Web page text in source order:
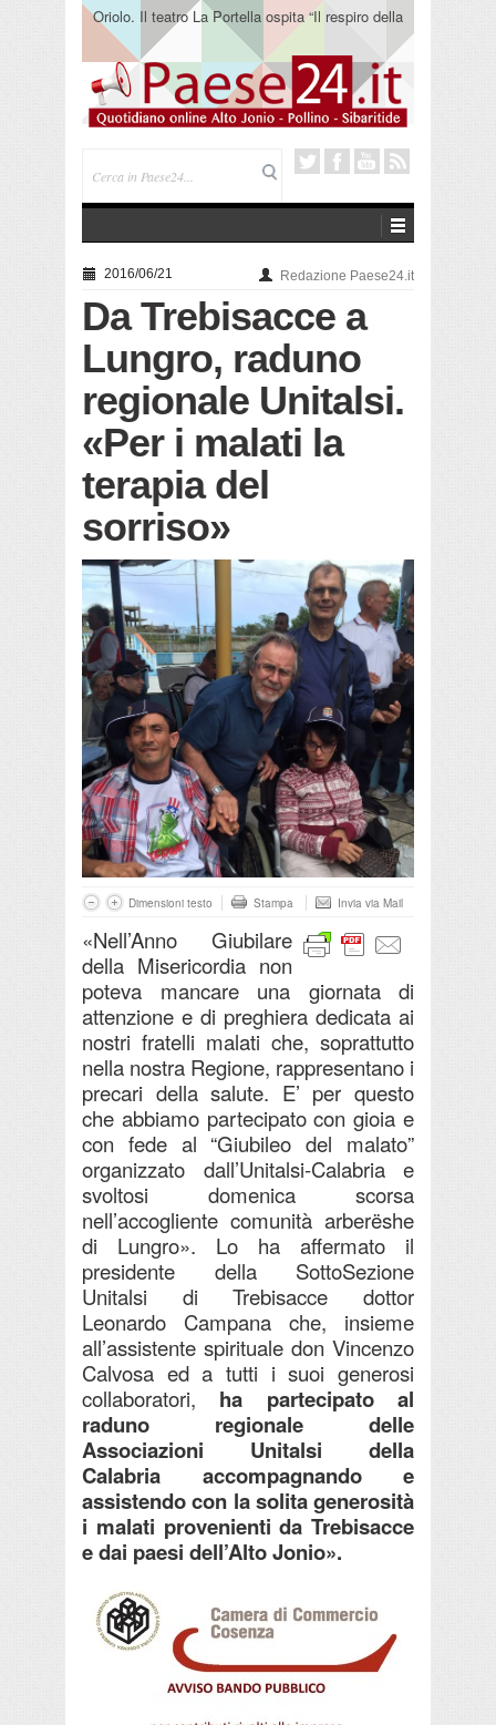
Oriolo. Il teatro La Portella ospita “Il respiro della
terra” del collettivo 365
2016/06/21 Redazione Paese24.it
Da Trebisacce a
Lungro, raduno
regionale Unitalsi.
«Per i malati la
terapia del
sorriso»
Dimensioni testo Stampa Invia via Mail
«Nell’Anno Giubilare
della Misericordia non
poteva mancare una giornata di
attenzione e di preghiera dedicata ai
nostri fratelli malati che, soprattutto
nella nostra Regione, rappresentano i
precari della salute. E’ per questo
che abbiamo partecipato con gioia e
con fede al “Giubileo del malato”
organizzato dall’Unitalsi-Calabria e
svoltosi domenica scorsa
nell’accogliente comunità arberëshe
di Lungro». Lo ha affermato il
presidente della SottoSezione
Unitalsi di Trebisacce dottor
Leonardo Campana che, insieme
all’assistente spirituale don Vincenzo
Calvosa ed a tutti i suoi generosi
collaboratori, ha partecipato al
raduno regionale delle
Associazioni Unitalsi della
Calabria accompagnando e
assistendo con la solita generosità
i malati provenienti da Trebisacce
e dai paesi dell’Alto Jonio».